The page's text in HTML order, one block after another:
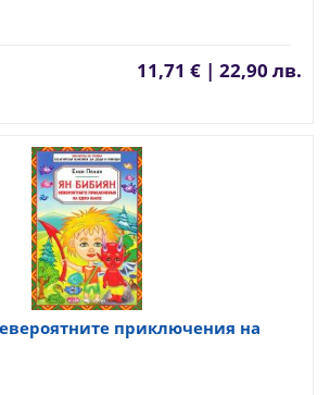
11,71 € | 22,90 лв.
приключения на